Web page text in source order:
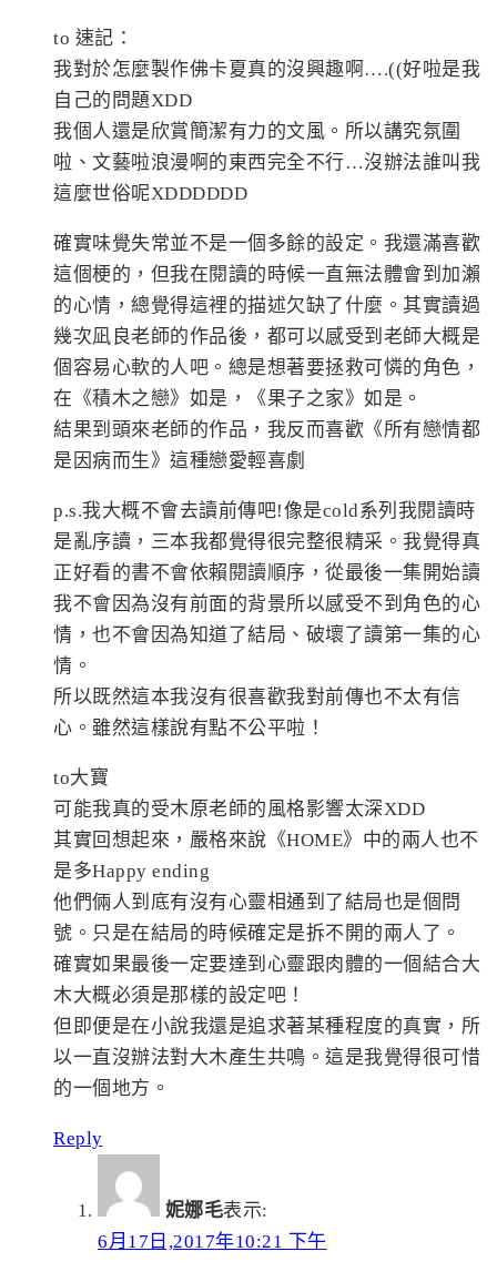
to 速記：
我對於怎麼製作佛卡夏真的沒興趣啊….((好啦是我
自己的問題XDD
我個人還是欣賞簡潔有力的文風。所以講究氛圍
啦、文藝啦浪漫啊的東西完全不行…沒辦法誰叫我
這麼世俗呢XDDDDDD
確實味覺失常並不是一個多餘的設定。我還滿喜歡
這個梗的，但我在閱讀的時候一直無法體會到加瀨
的心情，總覺得這裡的描述欠缺了什麼。其實讀過
幾次凪良老師的作品後，都可以感受到老師大概是
個容易心軟的人吧。總是想著要拯救可憐的角色，
在《積木之戀》如是，《果子之家》如是。
結果到頭來老師的作品，我反而喜歡《所有戀情都
是因病而生》這種戀愛輕喜劇
p.s.我大概不會去讀前傳吧!像是cold系列我閱讀時
是亂序讀，三本我都覺得很完整很精采。我覺得真
正好看的書不會依賴閱讀順序，從最後一集開始讀
我不會因為沒有前面的背景所以感受不到角色的心
情，也不會因為知道了結局、破壞了讀第一集的心
情。
所以既然這本我沒有很喜歡我對前傳也不太有信
心。雖然這樣說有點不公平啦！
to大寶
可能我真的受木原老師的風格影響太深XDD
其實回想起來，嚴格來說《HOME》中的兩人也不
是多Happy ending
他們倆人到底有沒有心靈相通到了結局也是個問
號。只是在結局的時候確定是拆不開的兩人了。
確實如果最後一定要達到心靈跟肉體的一個結合大
木大概必須是那樣的設定吧！
但即便是在小說我還是追求著某種程度的真實，所
以一直沒辦法對大木產生共鳴。這是我覺得很可惜
的一個地方。
Reply
妮娜毛表示:
6月17日,2017年10:21 下午